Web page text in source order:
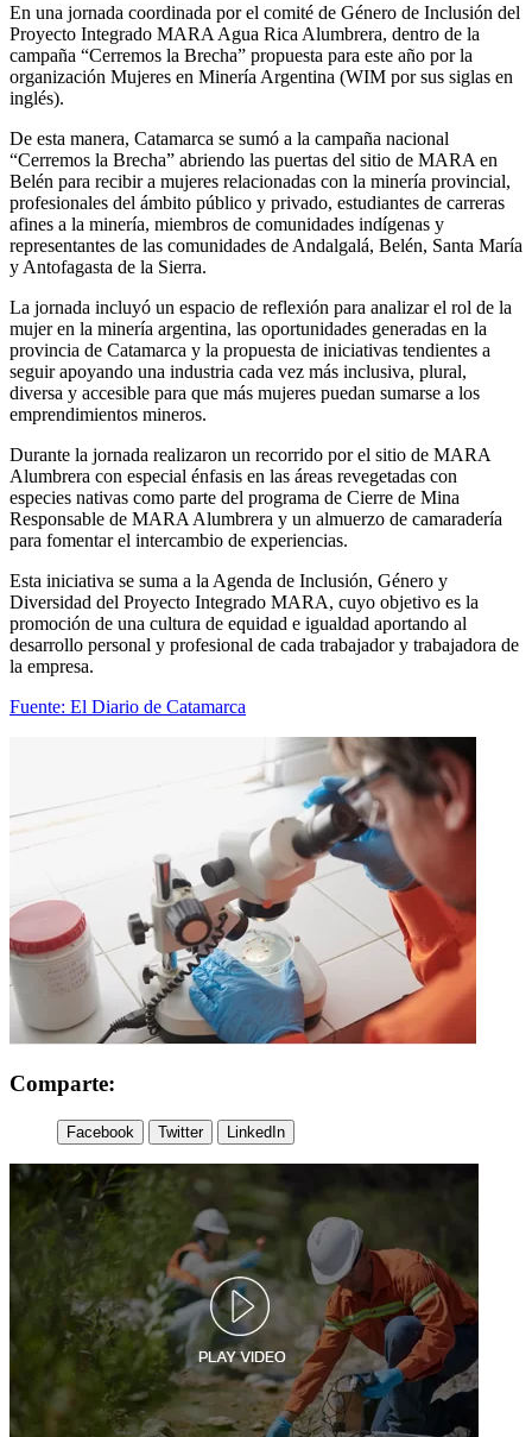
En una jornada coordinada por el comité de Género de Inclusión del
Proyecto Integrado MARA Agua Rica Alumbrera, dentro de la
campaña “Cerremos la Brecha” propuesta para este año por la
organización Mujeres en Minería Argentina (WIM por sus siglas en
inglés).
De esta manera, Catamarca se sumó a la campaña nacional
“Cerremos la Brecha” abriendo las puertas del sitio de MARA en
Belén para recibir a mujeres relacionadas con la minería provincial,
profesionales del ámbito público y privado, estudiantes de carreras
afines a la minería, miembros de comunidades indígenas y
representantes de las comunidades de Andalgalá, Belén, Santa María
y Antofagasta de la Sierra.
La jornada incluyó un espacio de reflexión para analizar el rol de la
mujer en la minería argentina, las oportunidades generadas en la
provincia de Catamarca y la propuesta de iniciativas tendientes a
seguir apoyando una industria cada vez más inclusiva, plural,
diversa y accesible para que más mujeres puedan sumarse a los
emprendimientos mineros.
Durante la jornada realizaron un recorrido por el sitio de MARA
Alumbrera con especial énfasis en las áreas revegetadas con
especies nativas como parte del programa de Cierre de Mina
Responsable de MARA Alumbrera y un almuerzo de camaradería
para fomentar el intercambio de experiencias.
Esta iniciativa se suma a la Agenda de Inclusión, Género y
Diversidad del Proyecto Integrado MARA, cuyo objetivo es la
promoción de una cultura de equidad e igualdad aportando al
desarrollo personal y profesional de cada trabajador y trabajadora de
la empresa.
Fuente: El Diario de Catamarca
Comparte:
Facebook Twitter LinkedIn